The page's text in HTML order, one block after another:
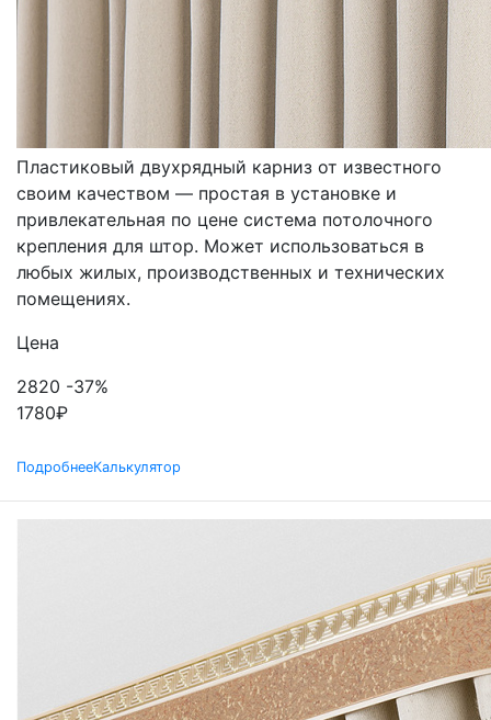
ПЛАСТИКОВЫЕ
Пластиковый двухрядный карниз от известного
своим качеством — простая в установке и
привлекательная по цене система потолочного
крепления для штор. Может использоваться в
любых жилых, производственных и технических
помещениях.
Цена
2820 -37%
1780₽
ПодробнееКалькулятор